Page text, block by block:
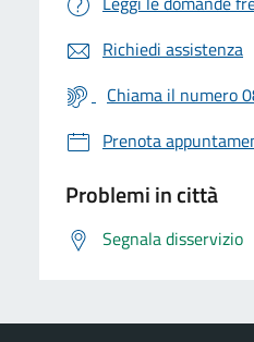
Richiedi assistenza
Chiama il numero
Prenota
Problemi in città
Segnala disservizio